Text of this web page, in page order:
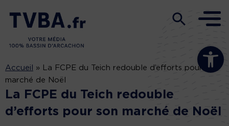
Ouvrir la
Accueil »
La FCPE du Teich redouble d’efforts pour son
marché de Noël
La FCPE du Teich redouble
d’efforts pour son marché de Noël